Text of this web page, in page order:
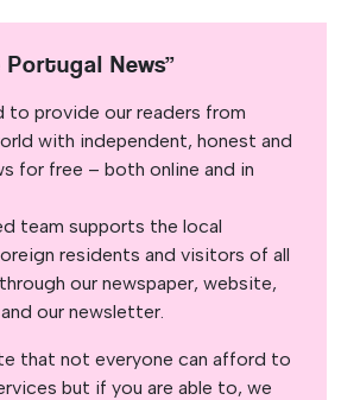
News”
to provide our readers from
with independent, honest and
for free – both online and in
team supports the local
residents and visitors of all
our newspaper, website,
our newsletter.
that not everyone can afford to
but if you are able to, we